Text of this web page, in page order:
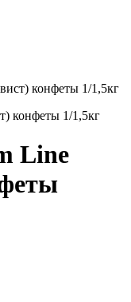
конфеты 1/1,5кг
Line